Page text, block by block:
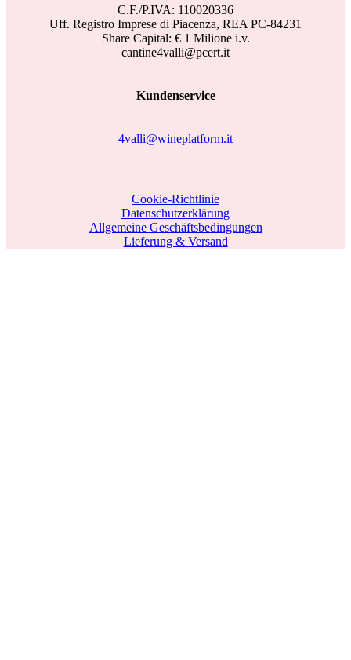
C.F./P.IVA: 110020336
Uff. Registro Imprese di Piacenza, REA PC-84231
Share Capital: € 1 Milione i.v.
cantine4valli@pcert.it
Kundenservice
4valli@wineplatform.it
Cookie-Richtlinie
Datenschutzerklärung
Allgemeine Geschäftsbedingungen
Lieferung & Versand